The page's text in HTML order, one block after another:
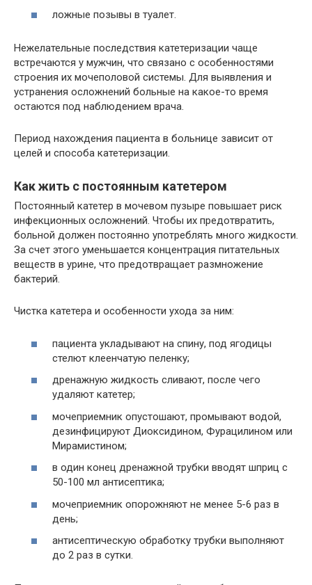
ложные позывы в туалет.
Нежелательные последствия катетеризации чаще
встречаются у мужчин, что связано с особенностями
строения их мочеполовой системы. Для выявления и
устранения осложнений больные на какое-то время
остаются под наблюдением врача.
Период нахождения пациента в больнице зависит от
целей и способа катетеризации.
Как жить с постоянным катетером
Постоянный катетер в мочевом пузыре повышает риск
инфекционных осложнений. Чтобы их предотвратить,
больной должен постоянно употреблять много жидкости.
За счет этого уменьшается концентрация питательных
веществ в урине, что предотвращает размножение
бактерий.
Чистка катетера и особенности ухода за ним:
пациента укладывают на спину, под ягодицы
стелют клеенчатую пеленку;
дренажную жидкость сливают, после чего
удаляют катетер;
мочеприемник опустошают, промывают водой,
дезинфицируют Диоксидином, Фурацилином или
Мирамистином;
в один конец дренажной трубки вводят шприц с
50-100 мл антисептика;
мочеприемник опорожняют не менее 5-6 раз в
день;
антисептическую обработку трубки выполняют
до 2 раз в сутки.